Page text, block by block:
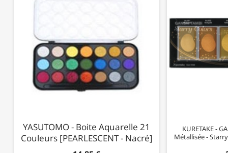
YASUTOMO - Boite Aquarelle 21
Couleurs [PEARLESCENT - Nacré]
KURETAKE -
Métallisée -